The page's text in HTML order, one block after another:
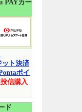
PAYカー
ット決済
ポイ
信購入
ド